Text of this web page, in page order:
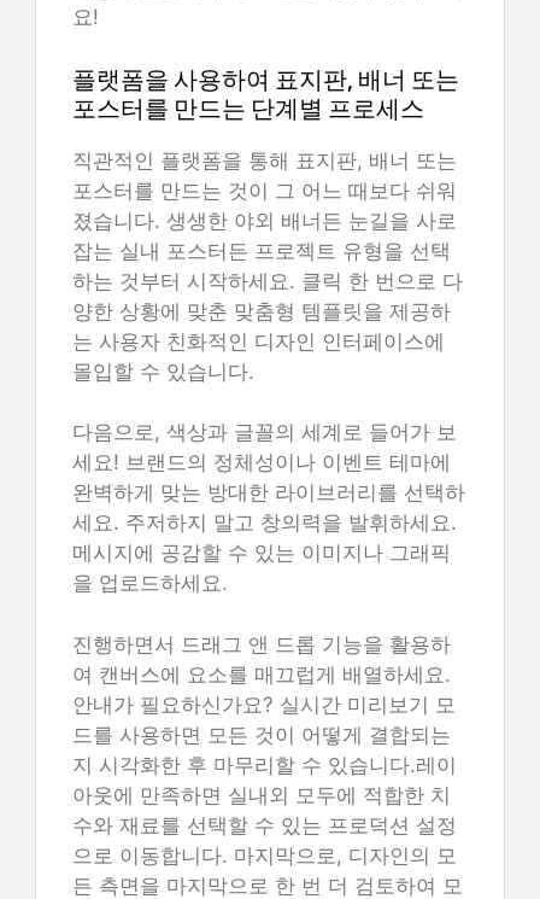
요!
플랫폼을 사용하여 표지판, 배너 또는
포스터를 만드는 단계별 프로세스
직관적인 플랫폼을 통해 표지판, 배너 또는
포스터를 만드는 것이 그 어느 때보다 쉬워
졌습니다. 생생한 야외 배너든 눈길을 사로
잡는 실내 포스터든 프로젝트 유형을 선택
하는 것부터 시작하세요. 클릭 한 번으로 다
양한 상황에 맞춘 맞춤형 템플릿을 제공하
는 사용자 친화적인 디자인 인터페이스에
몰입할 수 있습니다.
다음으로, 색상과 글꼴의 세계로 들어가 보
세요! 브랜드의 정체성이나 이벤트 테마에
완벽하게 맞는 방대한 라이브러리를 선택하
세요. 주저하지 말고 창의력을 발휘하세요.
메시지에 공감할 수 있는 이미지나 그래픽
을 업로드하세요.
진행하면서 드래그 앤 드롭 기능을 활용하
여 캔버스에 요소를 매끄럽게 배열하세요.
안내가 필요하신가요? 실시간 미리보기 모
드를 사용하면 모든 것이 어떻게 결합되는
지 시각화한 후 마무리할 수 있습니다.레이
아웃에 만족하면 실내외 모두에 적합한 치
수와 재료를 선택할 수 있는 프로덕션 설정
으로 이동합니다. 마지막으로, 디자인의 모
든 측면을 마지막으로 한 번 더 검토하여 모